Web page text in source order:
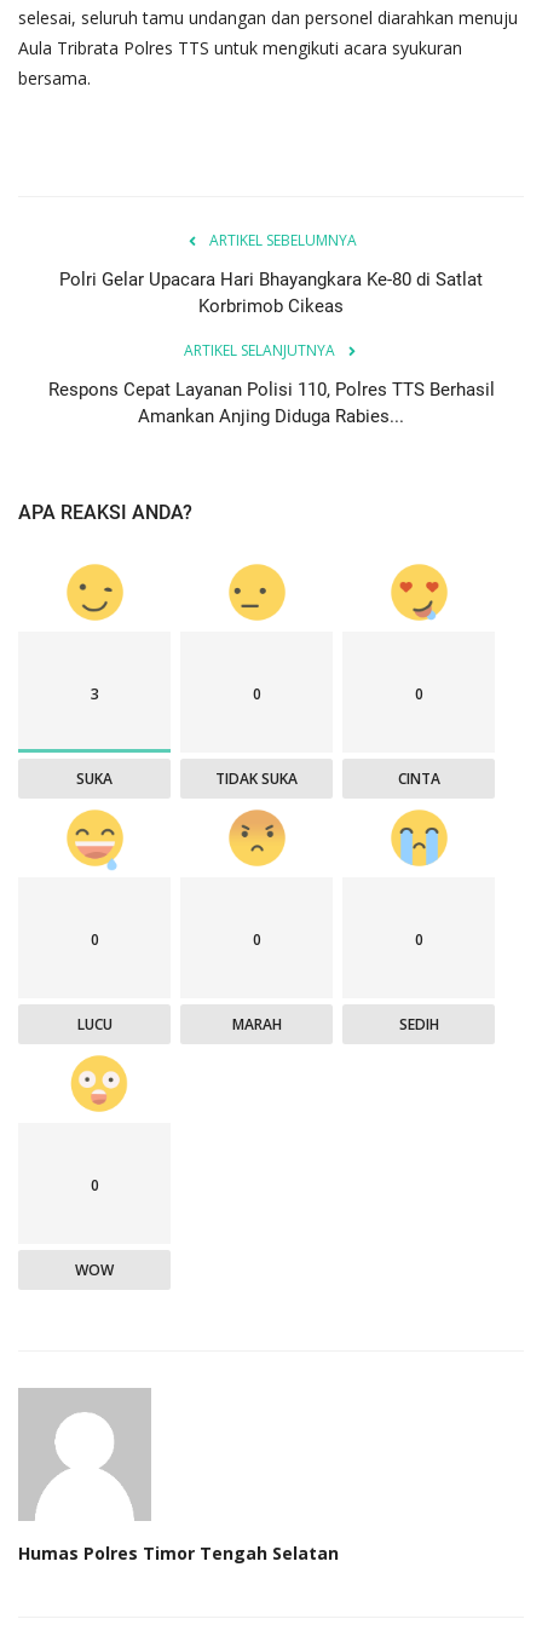
selesai, seluruh tamu undangan dan personel diarahkan menuju
Aula Tribrata Polres TTS untuk mengikuti acara syukuran
bersama.
ARTIKEL SEBELUMNYA
Polri Gelar Upacara Hari Bhayangkara Ke-80 di Satlat
Korbrimob Cikeas
ARTIKEL SELANJUTNYA
Respons Cepat Layanan Polisi 110, Polres TTS Berhasil
Amankan Anjing Diduga Rabies...
APA REAKSI ANDA?
3
SUKA
0
TIDAK SUKA
0
CINTA
0
LUCU
0
MARAH
0
SEDIH
0
WOW
Humas Polres Timor Tengah Selatan